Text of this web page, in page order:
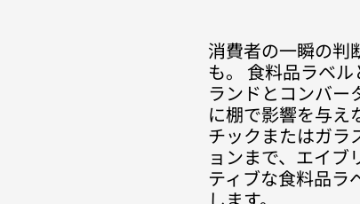
消費者の一瞬の判
も。 食料品ラベ
ランドとコンバー
に棚で影響を与え
チックまたはガラ
ョンまで、エイブ
ティブな食料品ラ